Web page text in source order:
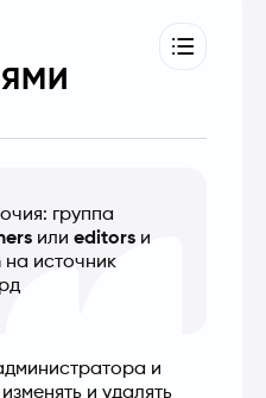
группа
или editors и
на источник
и
и удалять